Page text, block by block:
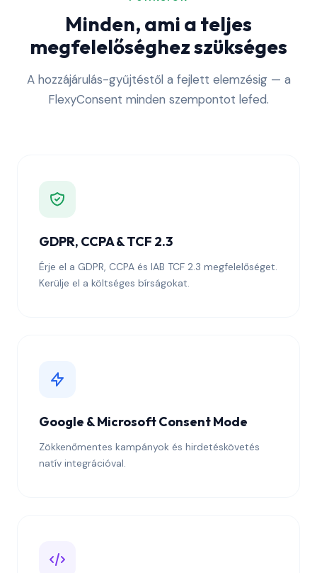
Minden, ami a teljes
megfelelőséghez szükséges
A hozzájárulás-gyűjtéstől a fejlett elemzésig — a
FlexyConsent minden szempontot lefed.
GDPR, CCPA & TCF 2.3
Érje el a GDPR, CCPA és IAB TCF 2.3 megfelelőséget.
Kerülje el a költséges bírságokat.
Google & Microsoft Consent Mode
Zökkenőmentes kampányok és hirdetéskövetés
natív integrációval.